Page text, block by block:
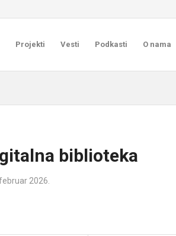
Projekti Vesti Podkasti O nama
biblioteka
2026.